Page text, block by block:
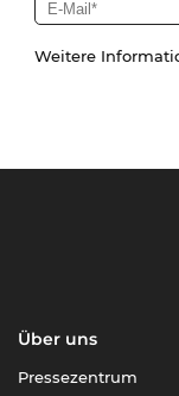
Weitere
Über uns
Pressezentrum